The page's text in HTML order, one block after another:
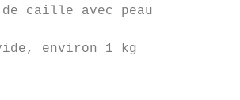
caille avec peau
environ 1 kg